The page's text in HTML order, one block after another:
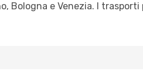
Bologna e Venezia. I